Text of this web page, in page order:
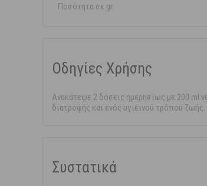
Ποσότητα σε gr:
Οδηγίες Χρήσης
Ανακάτεψε 2 δόσεις ημερησίως με 200 ml
διατροφής και ενός υγιεινού τρόπου
Συστατικά